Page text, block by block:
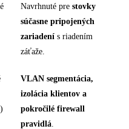
Navrhnuté pre stovky
súčasne pripojených
zariadení s riadením
záťaže.
VLAN segmentácia,
izolácia klientov a
pokročilé firewall
pravidlá